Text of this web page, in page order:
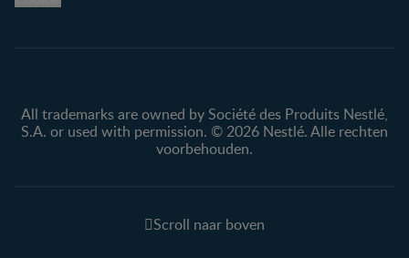
All trademarks are owned by Société des Produits Nestlé,
S.A. or used with permission. © 2026 Nestlé. Alle rechten
voorbehouden.
Scroll naar boven